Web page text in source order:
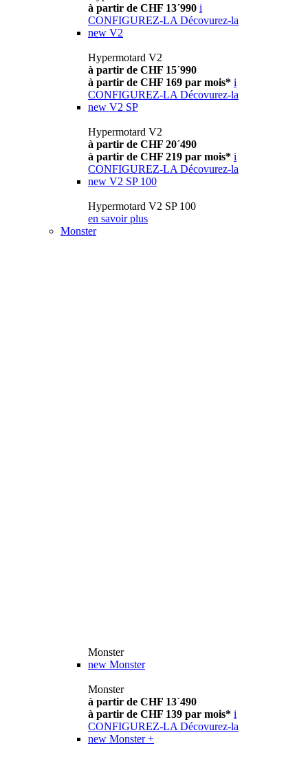
à partir de CHF 13´990 i
CONFIGUREZ-LA Décovurez-la
new V2
Hypermotard V2
à partir de CHF 15´990
à partir de CHF 169 par mois* i
CONFIGUREZ-LA Décovurez-la
new V2 SP
Hypermotard V2
à partir de CHF 20´490
à partir de CHF 219 par mois* i
CONFIGUREZ-LA Décovurez-la
new V2 SP 100
Hypermotard V2 SP 100
en savoir plus
Monster
Monster
new Monster
Monster
à partir de CHF 13´490
à partir de CHF 139 par mois* i
CONFIGUREZ-LA Décovurez-la
new Monster +